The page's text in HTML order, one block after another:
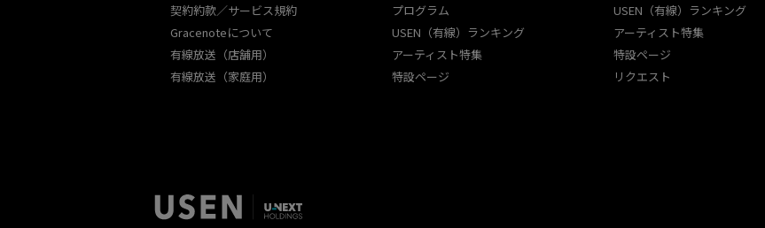
契約約款／サービス規約
Gracenoteについて
有線放送（店舗用）
有線放送（家庭用）
プログラム
USEN（有線）ランキング
アーティスト特集
特設ページ
USEN（有線）ランキング
アーティスト特集
特設ページ
リクエスト